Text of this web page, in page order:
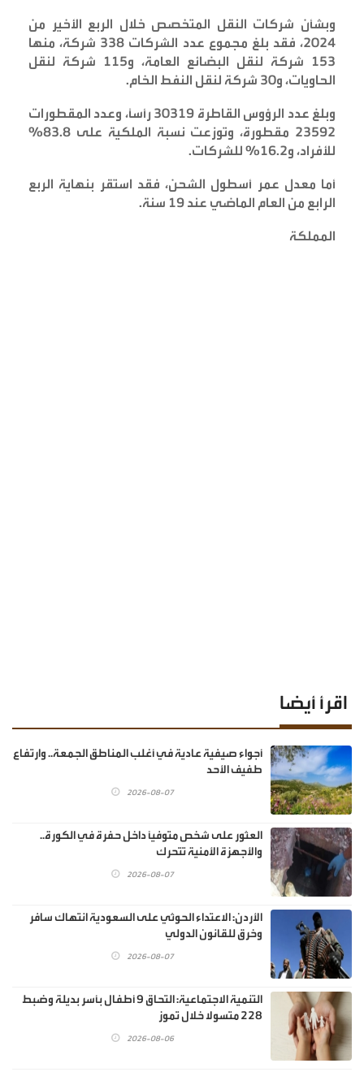
وبشأن شركات النقل المتخصص خلال الربع الأخير من
2024، فقد بلغ مجموع عدد الشركات 338 شركة، منها
153 شركة لنقل البضائع العامة، و115 شركة لنقل
الحاويات، و30 شركة لنقل النفط الخام
.
وبلغ عدد الرؤوس القاطرة 30319 رأساً، وعدد المقطورات
23592 مقطورة، وتوزعت نسبة الملكية على 83.8%
للأفراد، و16.2% للشركات
.
أما معدل عمر أسطول الشحن، فقد استقر بنهاية الربع
الرابع من العام الماضي عند 19 سنة
.
المملكة
اقرأ أيضا
أجواء صيفية عادية في أغلب المناطق الجمعة.. وارتفاع
طفيف الأحد
2026-08-07
العثور على شخص متوفيًا داخل حفرة في الكورة..
والأجهزة الأمنية تتحرك
2026-08-07
الأردن: الاعتداء الحوثي على السعودية انتهاك سافر
وخرق للقانون الدولي
2026-08-07
‏التنمية الاجتماعية: التحاق 9 أطفال بأسر بديلة وضبط
228 متسولا خلال تموز
2026-08-06